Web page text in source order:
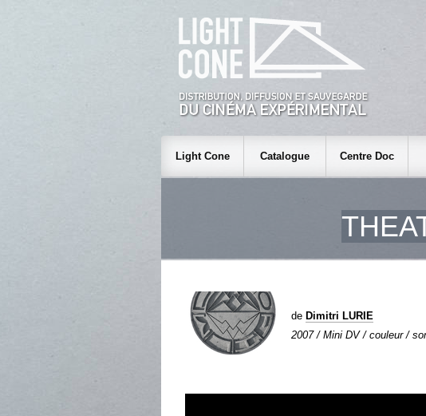
Light Cone Catalogue Centre Doc
de Dimitri LURIE
2007 / Mini DV / couleur /